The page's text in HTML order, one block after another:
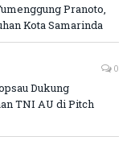
Pranoto,
Kota Samarinda
0
Dukung
TNI AU di Pitch